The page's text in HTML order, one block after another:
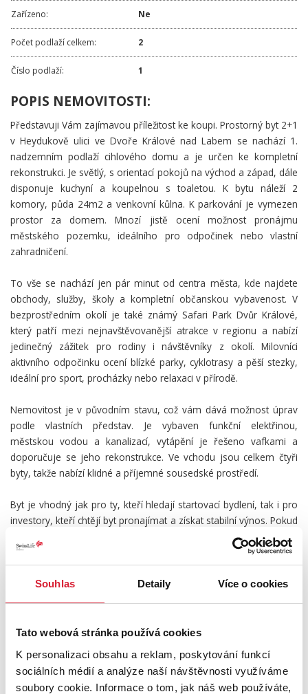
Souhlas Detaily Více o cookies
Tato webová stránka používá cookies
K personalizaci obsahu a reklam, poskytování funkcí
sociálních médií a analýze naší návštěvnosti využíváme
soubory cookie. Informace o tom, jak náš web používáte,
Zařízeno: Ne
Počet podlaží celkem: 2
Číslo podlaží: 1
POPIS NEMOVITOSTI:
Představuji Vám zajímavou příležitost ke koupi. Prostorný byt 2+1
v Heydukově ulici ve Dvoře Králové nad Labem se nachází 1.
nadzemním podlaží cihlového domu a je určen ke kompletní
rekonstrukci. Je světlý, s orientací pokojů na východ a západ, dále
disponuje kuchyní a koupelnou s toaletou. K bytu náleží 2
komory, půda 24m2 a venkovní kůlna. K parkování je vymezen
prostor za domem. Mnozí jistě ocení možnost pronájmu
městského pozemku, ideálního pro odpočinek nebo vlastní
zahradničení.
To vše se nachází jen pár minut od centra města, kde najdete
obchody, služby, školy a kompletní občanskou vybavenost. V
bezprostředním okolí je také známý Safari Park Dvůr Králové,
který patří mezi nejnavštěvovanější atrakce v regionu a nabízí
jedinečný zážitek pro rodiny i návštěvníky z okolí. Milovníci
aktivního odpočinku ocení blízké parky, cyklotrasy a pěší stezky,
ideální pro sport, procházky nebo relaxaci v přírodě.
Nemovitost je v původním stavu, což vám dává možnost úprav
podle vlastních představ. Je vybaven funkční elektřinou,
městskou vodou a kanalizací, vytápění je řešeno vafkami a
doporučuje se jeho rekonstrukce. Ve vchodu jsou celkem čtyři
byty, takže nabízí klidné a příjemné sousedské prostředí.
Byt je vhodný jak pro ty, kteří hledají startovací bydlení, tak i pro
investory, kteří chtějí byt pronajímat a získat stabilní výnos. Pokud
hledáte nemovitost s potenciálem a chcete si ji přizpůsobit podle
svých představ, je tato nabídka právě pro vás. Informace o stavu
hospodaření SVJ a případných investicích Vám sdělím při
osobním setkání.
prohlídky, kde se na Vás bude těšit realitní makléřka Kateřina
PODROBNOSTI